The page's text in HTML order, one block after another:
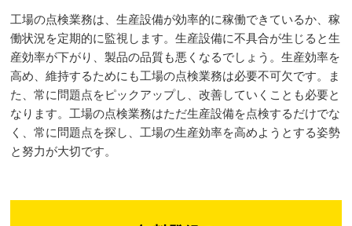
工場の点検業務は、生産設備が効率的に稼働できているか、稼
働状況を定期的に監視します。生産設備に不具合が生じると生
産効率が下がり、製品の品質も悪くなるでしょう。生産効率を
高め、維持するためにも工場の点検業務は必要不可欠です。ま
た、常に問題点をピックアップし、改善していくことも必要と
なります。工場の点検業務はただ生産設備を点検するだけでな
く、常に問題点を探し、工場の生産効率を高めようとする姿勢
と努力が大切です。